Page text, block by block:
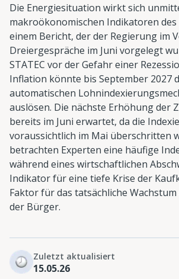
Die Energiesituation wirkt sich
makroökonomischen Indikatoren des
einem Bericht, der der Regierung im
Dreiergespräche im Juni vorgelegt
STATEC vor der Gefahr einer
Inflation könnte bis September 2027
automatischen
auslösen. Die nächste Erhöhung der
bereits im Juni erwartet, da die
voraussichtlich im Mai überschritten
betrachten Experten eine häufige
während eines wirtschaftlichen
Indikator für eine tiefe Krise der
Faktor für das tatsächliche
der Bürger.
Zuletzt aktualisiert
15.05.26